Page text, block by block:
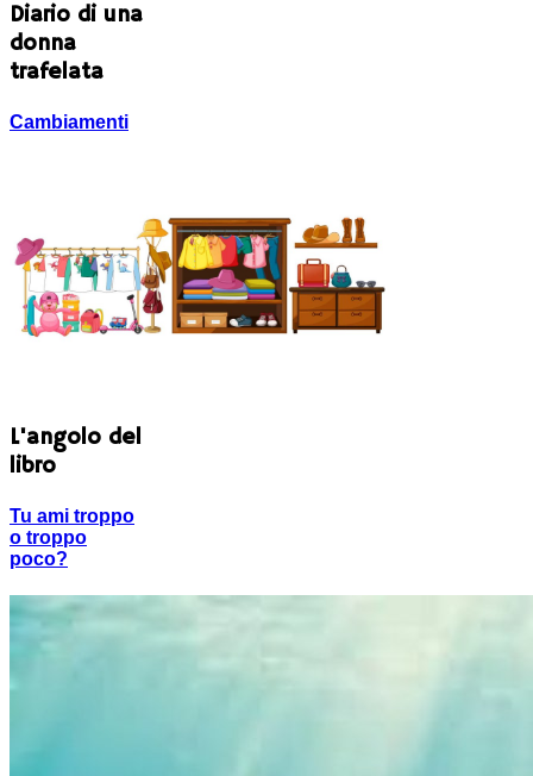
Diario di una
donna
trafelata
Cambiamenti
L'angolo del
libro
Tu ami troppo
o troppo
poco?